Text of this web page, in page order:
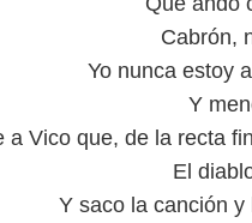
Cabrón,
Yo nunca estoy
Y
a Vico que, de la recta
El
Y saco la canción